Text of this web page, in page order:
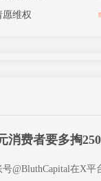
愿维权
消费者要多掏
@BluthCapital在X